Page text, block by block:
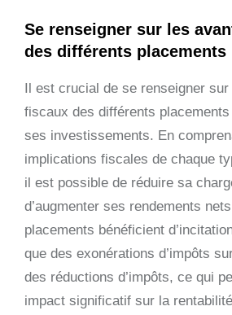
Se renseigner sur les
des différents placements
Il est crucial de se renseigner
fiscaux des différents
ses investissements. En
implications fiscales de chaque
il est possible de réduire sa
d’augmenter ses rendements
placements bénéficient
que des exonérations d’impôts
des réductions d’impôts, ce qui
impact significatif sur la